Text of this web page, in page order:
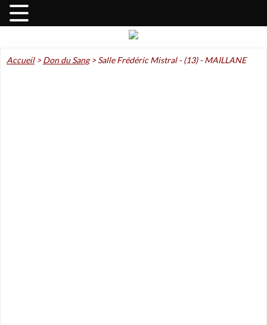
Accueil>Don du Sang>Salle Frédéric Mistral - (13) - MAILLANE